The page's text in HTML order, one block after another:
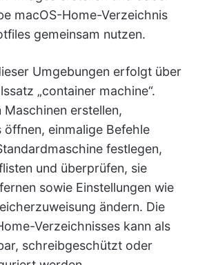
macOS-Home-Verzeichnis
gemeinsam nutzen.
Umgebungen erfolgt über
„container machine“.
erstellen,
öffnen, einmalige Befehle
festlegen,
und überprüfen, sie
sowie Einstellungen wie
ändern. Die
Verzeichnisses kann als
schreibgeschützt oder